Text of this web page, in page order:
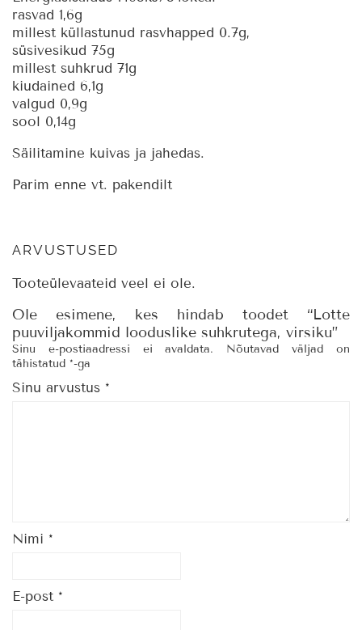
rasvad 1,6g
millest küllastunud rasvhapped 0.7g,
süsivesikud 75g
millest suhkrud 71g
kiudained 6,1g
valgud 0,9g
sool 0,14g
Säilitamine kuivas ja jahedas.
Parim enne vt. pakendilt
ARVUSTUSED
Tooteülevaateid veel ei ole.
Ole esimene, kes hindab toodet “Lotte
puuviljakommid looduslike suhkrutega, virsiku”
Sinu e-postiaadressi ei avaldata.
Nõutavad väljad on
tähistatud *-ga
Sinu arvustus *
Nimi *
E-post *